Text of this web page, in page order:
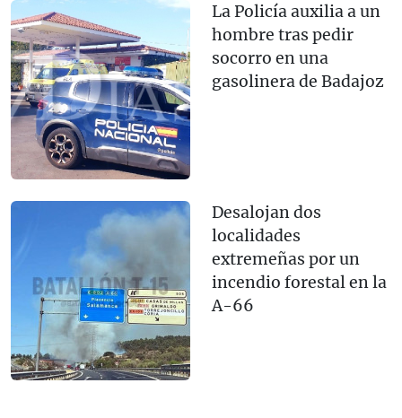
La Policía auxilia a un
hombre tras pedir
socorro en una
gasolinera de Badajoz
Desalojan dos
localidades
extremeñas por un
incendio forestal en la
A-66